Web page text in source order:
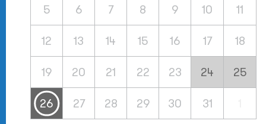
5 6 7 8 9 10 11
12 13 14 15 16 17 18
19 20 21 22 23 24 25
26 27 28 29 30 31